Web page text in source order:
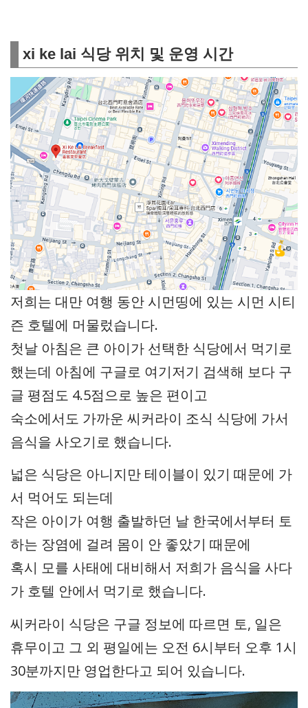
xi ke lai 식당 위치 및 운영 시간
저희는 대만 여행 동안 시먼띵에 있는 시먼 시티
즌 호텔에 머물렀습니다.
첫날 아침은 큰 아이가 선택한 식당에서 먹기로
했는데 아침에 구글로 여기저기 검색해 보다 구
글 평점도 4.5점으로 높은 편이고
숙소에서도 가까운 씨커라이 조식 식당에 가서
음식을 사오기로 했습니다.
넓은 식당은 아니지만 테이블이 있기 때문에 가
서 먹어도 되는데
작은 아이가 여행 출발하던 날 한국에서부터 토
하는 장염에 걸려 몸이 안 좋았기 때문에
혹시 모를 사태에 대비해서 저희가 음식을 사다
가 호텔 안에서 먹기로 했습니다.
씨커라이 식당은 구글 정보에 따르면 토, 일은
휴무이고 그 외 평일에는 오전 6시부터 오후 1시
30분까지만 영업한다고 되어 있습니다.